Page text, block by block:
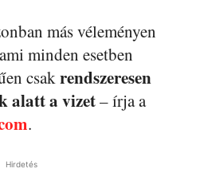
más véleményen
minden esetben
csakrendszeresen
alatt a vizet– írja a
.
Hirdetés